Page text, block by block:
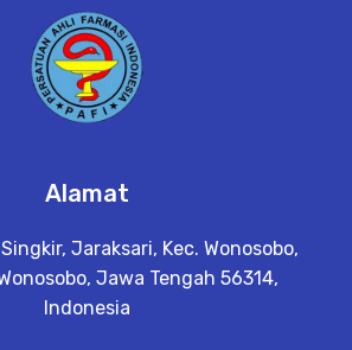
Alamat
Jaraksari, Kec. Wonosobo,
Jawa Tengah 56314,
Indonesia